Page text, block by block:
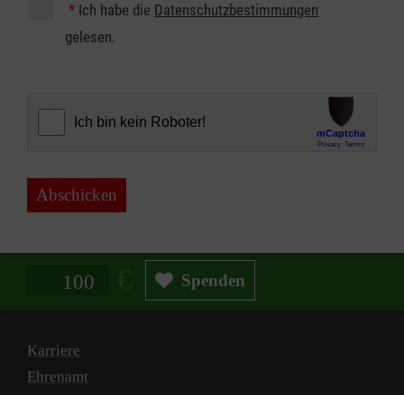
* Ich habe die Datenschutzbestimmungen
gelesen.
Abschicken
Spendenbetrag in Euro Spenden
Karriere
Ehrenamt